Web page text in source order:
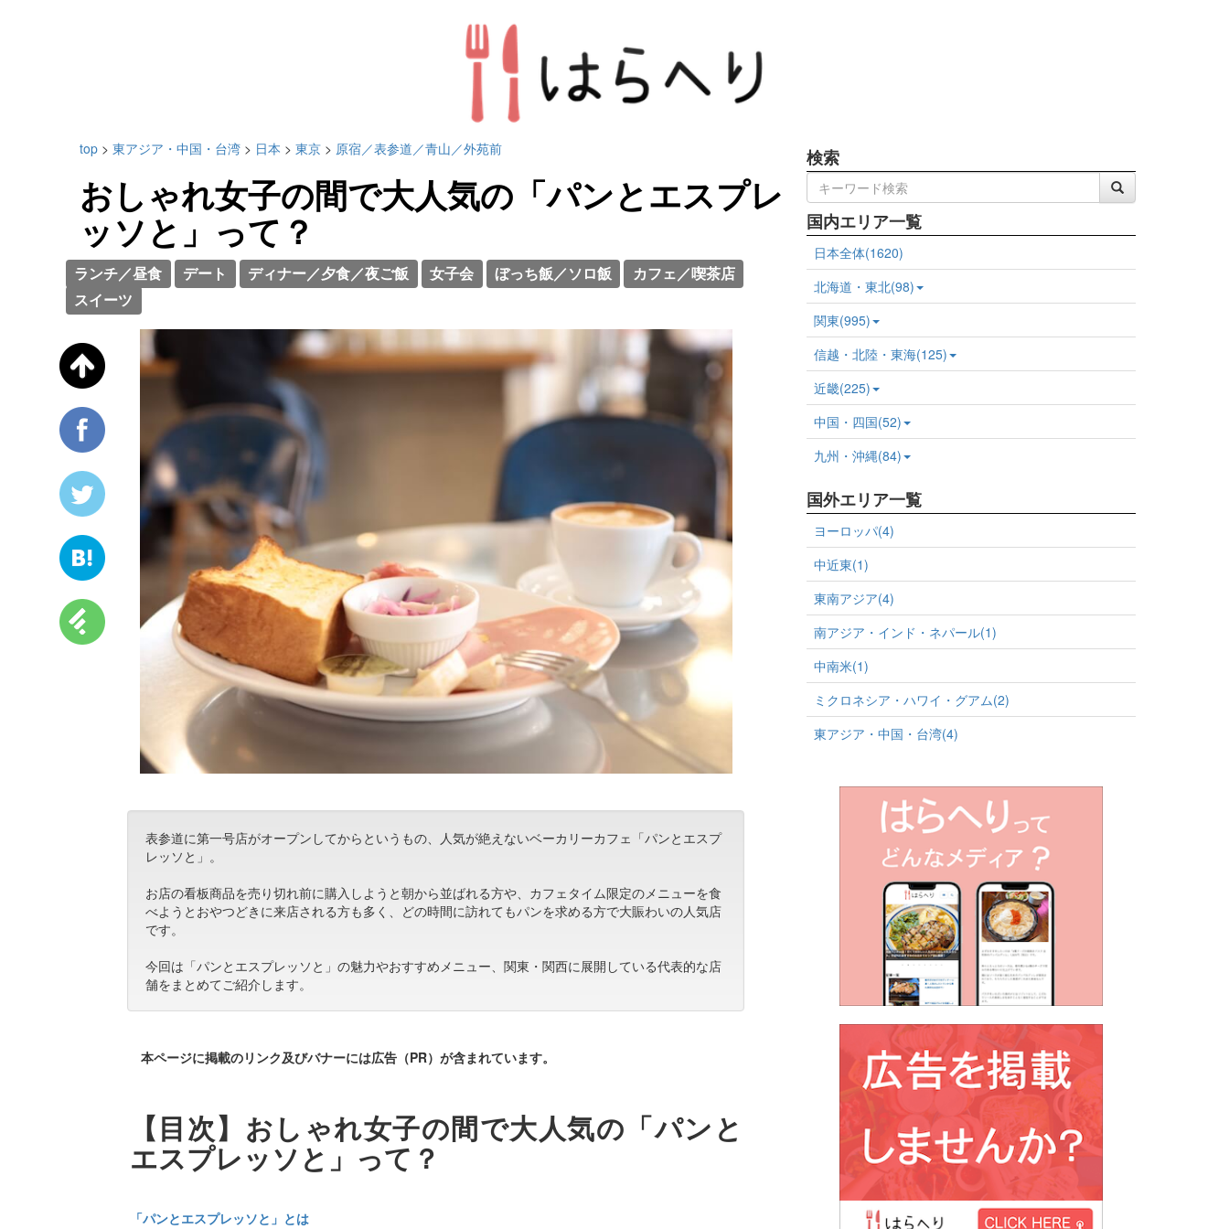
top > 東アジア・中国・台湾 > 日本 > 東京 > 原宿／表参道／青山／外苑前
おしゃれ女子の間で大人気の「パンとエスプレ
ッソと」って？
ランチ／昼食 デート ディナー／夕食／夜ご飯 女子会 ぼっち飯／ソロ飯
カフェ／喫茶店
スイーツ
表参道に第一号店がオープンしてからというもの、人気が絶えないベーカリーカフェ「パンとエスプ
レッソと」。
お店の看板商品を売り切れ前に購入しようと朝から並ばれる方や、カフェタイム限定のメニューを食
べようとおやつどきに来店される方も多く、どの時間に訪れてもパンを求める方で大賑わいの人気店
です。
今回は「パンとエスプレッソと」の魅力やおすすめメニュー、関東・関西に展開している代表的な店
舗をまとめてご紹介します。
本ページに掲載のリンク及びバナーには広告（PR）が含まれています。
【目次】おしゃれ女子の間で大人気の「パンと
エスプレッソと」って？
「パンとエスプレッソと」とは
検索
国内エリア一覧
日本全体(1620)
北海道・東北(98)
関東(995)
信越・北陸・東海(125)
近畿(225)
中国・四国(52)
九州・沖縄(84)
国外エリア一覧
ヨーロッパ(4)
中近東(1)
東南アジア(4)
南アジア・インド・ネパール(1)
中南米(1)
ミクロネシア・ハワイ・グアム(2)
東アジア・中国・台湾(4)